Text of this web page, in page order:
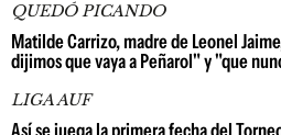
QUEDÓ PICANDO
Matilde Carrizo, madre de Leonel
dijimos que vaya a Peñarol" y "que
LIGA AUF